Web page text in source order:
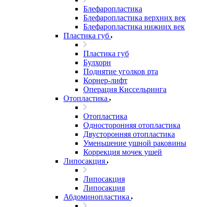
Блефаропластика
Блефаропластика верхних век
Блефаропластика нижних век
Пластика губ
Пластика губ
Булхорн
Поднятие уголков рта
Корнер-лифт
Операция Киссельринга
Oтопластика
Oтопластика
Односторонняя отопластика
Двусторонняя отопластика
Уменьшение ушной раковины
Коррекция мочек ушей
Липосакция
Липосакция
Липосакция
Абдоминопластика